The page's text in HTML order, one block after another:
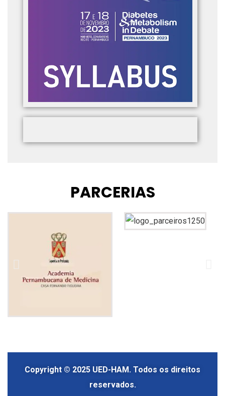
PARCERIAS
Copyright © 2025 UED-HAM. Todos os direitos
reservados.